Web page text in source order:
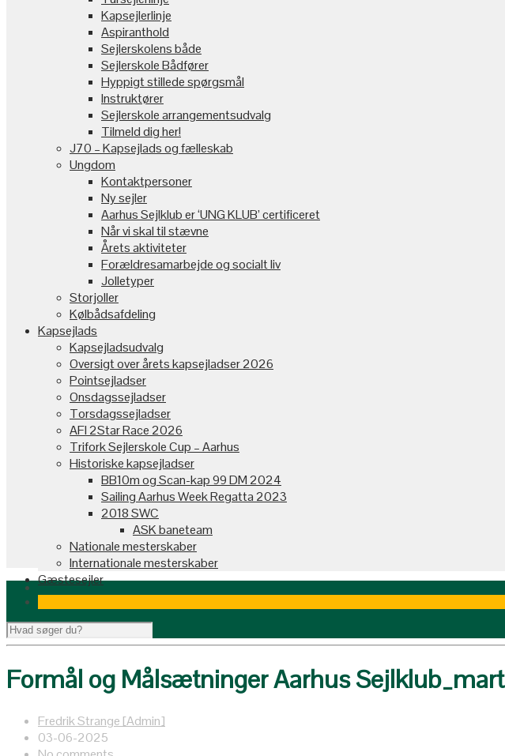
Kapsejlerlinje
Aspiranthold
Sejlerskolens både
Sejlerskole Bådfører
Hyppigt stillede spørgsmål
Instruktører
Sejlerskole arrangementsudvalg
Tilmeld dig her!
J70 – Kapsejlads og fælleskab
Ungdom
Kontaktpersoner
Ny sejler
Aarhus Sejlklub er ‘UNG KLUB’ certificeret
Når vi skal til stævne
Årets aktiviteter
Forældresamarbejde og socialt liv
Jolletyper
Storjoller
Kølbådsafdeling
Kapsejlads
Kapsejladsudvalg
Oversigt over årets kapsejladser 2026
Pointsejladser
Onsdagssejladser
Torsdagssejladser
AFI 2Star Race 2026
Trifork Sejlerskole Cup – Aarhus
Historiske kapsejladser
BB10m og Scan-kap 99 DM 2024
Sailing Aarhus Week Regatta 2023
2018 SWC
ASK baneteam
Nationale mesterskaber
Internationale mesterskaber
Gæstesejler
Formål og Målsætninger Aarhus
Fredrik Strange [Admin]
03-06-2025